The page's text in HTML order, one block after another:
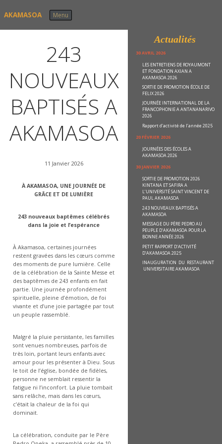
AKAMASOA Menu
243
NOUVEAUX
BAPTISÉS A
AKAMASOA
11 Janvier 2026
À AKAMASOA, UNE JOURNÉE DE
GRÂCE ET DE LUMIÈRE
243 nouveaux baptêmes célébrés
dans la joie et l’espérance
À Akamasoa, certaines journées
restent gravées dans les cœurs comme
des moments de pure lumière. Celle
de la célébration de la Sainte Messe et
des baptêmes de 243 enfants en fait
partie. Une journée profondément
spirituelle, pleine d’émotion, de foi
vivante et d’une joie partagée par tout
un peuple rassemblé.
Malgré la pluie persistante, les familles
sont venues nombreuses, parfois de
très loin, portant leurs enfants avec
amour pour les présenter à Dieu. Sous
le toit de l’église, bondée de fidèles,
personne ne semblait ressentir la
fatigue ni l’inconfort. La pluie tombait
sans relâche, mais dans les cœurs,
c’était la chaleur de la foi qui
dominait.
La célébration, conduite par le Père
Actualités
30 AVRIL 2026
LES ENTRETIENS DE ROYAUMONT
ET FONDATION AXIAN A
AKAMASOA 2026
SORTIE DE PROMOTION ÉCOLE DE
FELIX 2026
JOURNÉE INTERNATIONAL DE LA
FRANCOPHONIE A ANTANANARIVO
2026
Rapport d’activité de l’année 2025
20 FÉVRIER 2026
JOURNÉES DES ÉCOLES A
AKAMASOA 2026
30 JANVIER 2026
SORTIE DE PROMOTION 2026
KINTANA ET SAFIRA A
L’UNIVERSITÉ SAINT VINCENT DE
PAUL AKAMASOA
243 NOUVEAUX BAPTISÉS A
AKAMASOA
MESSAGE DU PÈRE PEDRO AU
PEUPLE D’AKAMASOA POUR LA
BONNE ANNÉE 2026
PETIT RAPPORT D’ACTIVITÉ
D’AKAMASOA 2025
INAUGURATION DU RESTAURANT
UNIVERSITAIRE AKAMASOA